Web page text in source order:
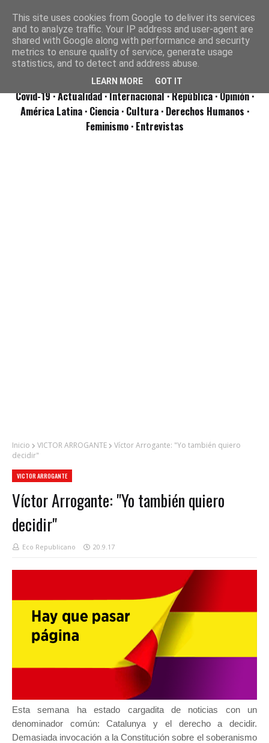
Covid-19· Actualidad· Internacional· República· Opinión·
América Latina · Ciencia · Cultura · Derechos Humanos ·
Feminismo · Entrevistas
Inicio VICTOR ARROGANTE
Víctor Arrogante: "Yo también quiero
decidir"
VICTOR ARROGANTE
Víctor Arrogante: "Yo también quiero
decidir"
Eco Republicano 20.9.17
Esta semana ha estado cargadita de noticias con un
denominador común: Catalunya y el derecho a decidir.
Demasiada invocación a la Constitución sobre el soberanismo
This site uses cookies from Google to deliver its services
and to analyze traffic. Your IP address and user-agent are
shared with Google along with performance and security
metrics to ensure quality of service, generate usage
statistics, and to detect and address abuse.
LEARN MORE GOT IT